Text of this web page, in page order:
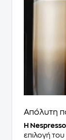
Απόλυτη
H
επιλογή